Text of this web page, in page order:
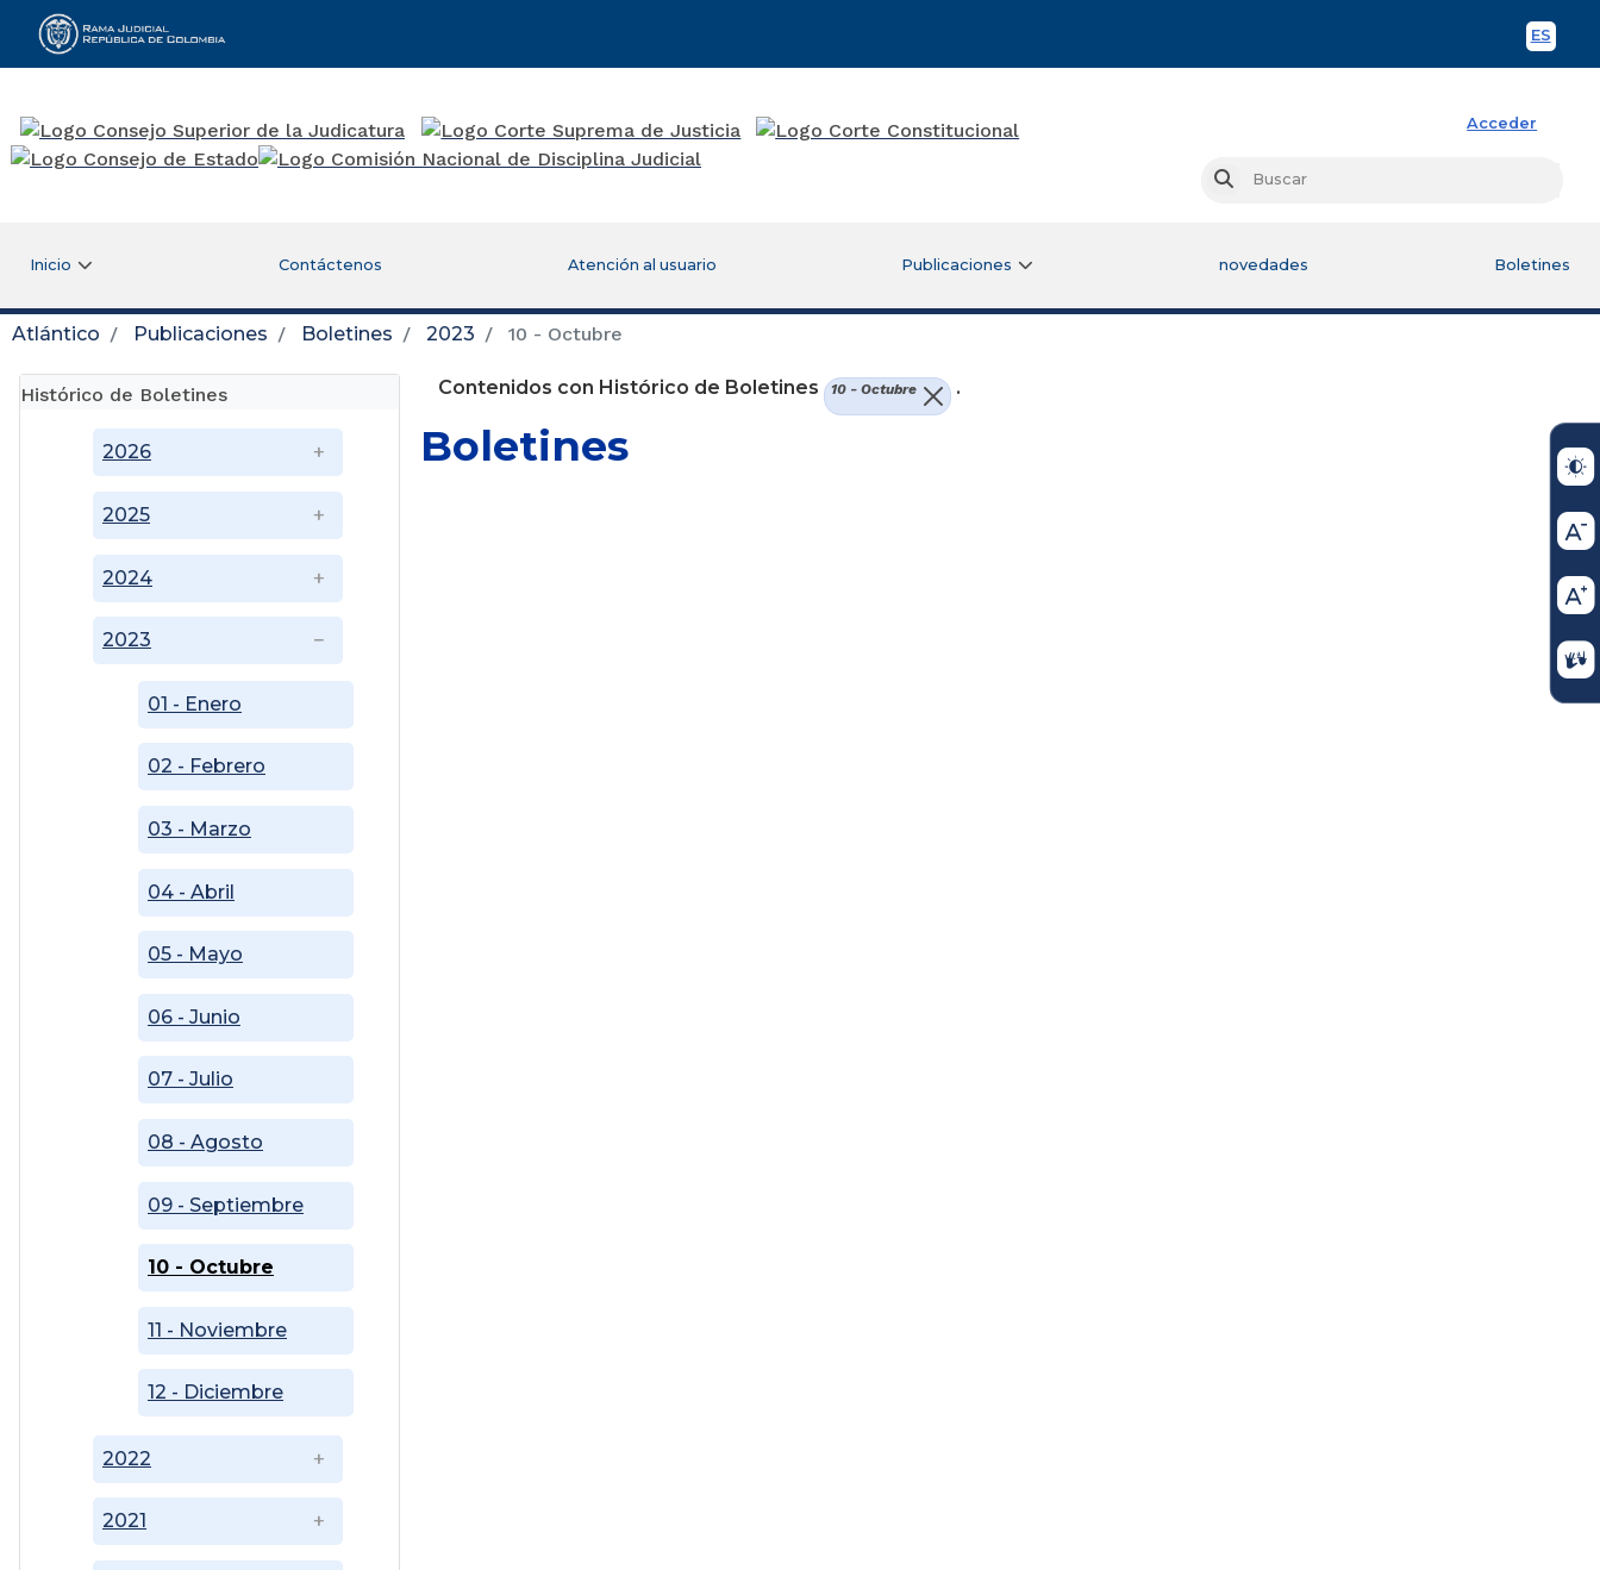
ES
Rama Judicial
Acceder
Buscar
Inicio Contáctenos Atención al usuario Publicaciones novedades Boletines
Atlántico Publicaciones Boletines 2023 10 - Octubre
Histórico de Boletines
2021
2022
2023
01 - Enero
02 - Febrero
03 - Marzo
04 - Abril
05 - Mayo
06 - Junio
07 - Julio
08 - Agosto
09 - Septiembre
10 - Octubre
11 - Noviembre
12 - Diciembre
2024
2025
2026
Contenidos con Histórico de Boletines 10 - Octubre .
Boletines